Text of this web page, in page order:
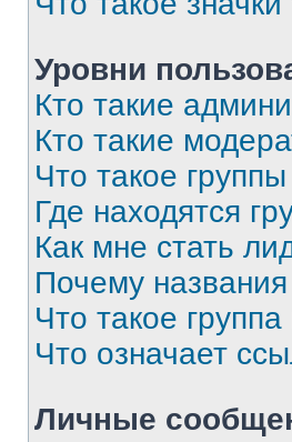
Уровни
Кто такие
Кто такие
Что такое
Где находятся
Как мне стать
Почему
Что такое
Что означает
Личные